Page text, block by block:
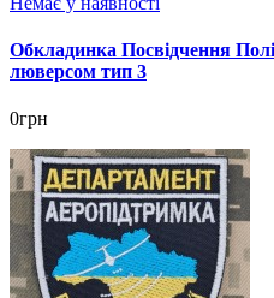
Обкладинка Посвідчення
люверсом тип 3
0грн